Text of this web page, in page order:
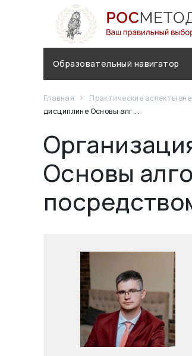
Образовательный навигатор
Главная Практические аспекты
дисциплине Основы алг...
Основы